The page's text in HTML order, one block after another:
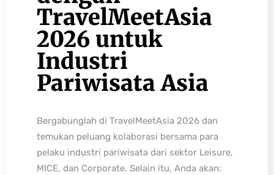
TravelMeetAsia
2026 untuk
Industri
Pariwisata Asia
Bergabunglah di TravelMeetAsia 2026 dan
temukan peluang kolaborasi bersama para
pelaku industri pariwisata dari sektor Leisure,
MICE, dan Corporate. Selain itu, Anda akan: